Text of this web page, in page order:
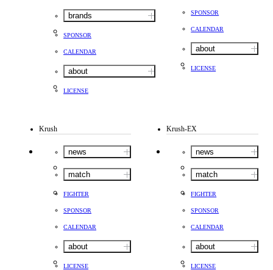
brands
SPONSOR
CALENDAR
about
LICENSE
SPONSOR
CALENDAR
about
LICENSE
Krush
news
match
FIGHTER
SPONSOR
CALENDAR
about
LICENSE
Krush-EX
news
match
FIGHTER
SPONSOR
CALENDAR
about
LICENSE